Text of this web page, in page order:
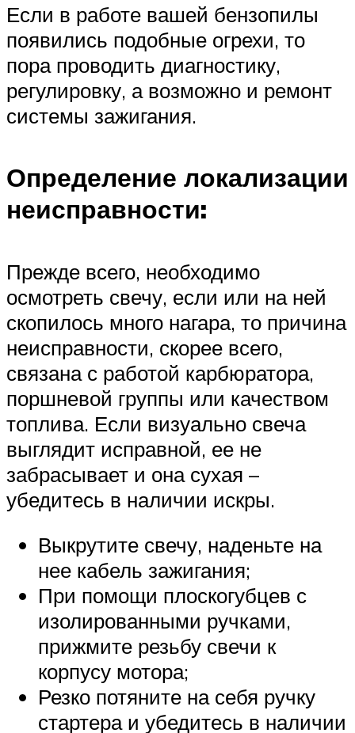
Если в работе вашей бензопилы
появились подобные огрехи, то
пора проводить диагностику,
регулировку, а возможно и ремонт
системы зажигания.
Определение локализации
неисправности:
Прежде всего, необходимо
осмотреть свечу, если или на ней
скопилось много нагара, то причина
неисправности, скорее всего,
связана с работой карбюратора,
поршневой группы или качеством
топлива. Если визуально свеча
выглядит исправной, ее не
забрасывает и она сухая –
убедитесь в наличии искры.
Выкрутите свечу, наденьте на
нее кабель зажигания;
При помощи плоскогубцев с
изолированными ручками,
прижмите резьбу свечи к
корпусу мотора;
Резко потяните на себя ручку
стартера и убедитесь в наличии